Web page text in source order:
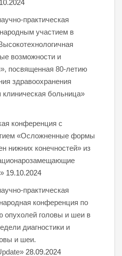
практическая
участием в
возможности и
посвященная 80-летию
здравоохранения
клиническая больница»
конференция с
«Осложненные формы
нижних конечностей» из
19.10.2024
практическая
конференция по
опухолей головы и шеи в
диагностики и
и шеи.
28.09.2024